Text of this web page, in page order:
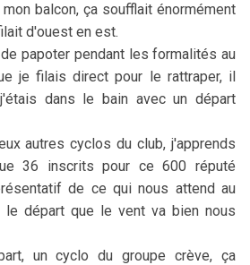
balcon, ça soufflait énormément
d'ouest en est.
papoter pendant les formalités au
je filais direct pour le rattraper, il
dans le bain avec un départ
autres cyclos du club, j'apprends
36 inscrits pour ce 600 réputé
de ce qui nous attend au
le départ que le vent va bien nous
un cyclo du groupe crève, ça